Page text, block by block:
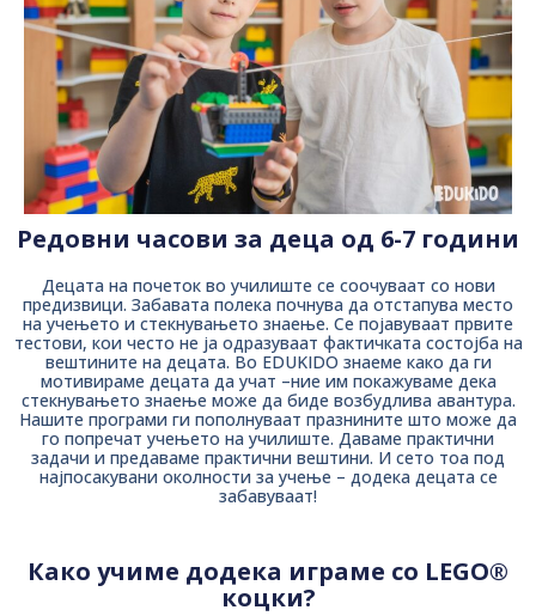
Редовни часови за деца од 6-7 години
Децата на почеток во училиште се соочуваат со нови
предизвици. Забавата полека почнува да отстапува место
на учењето и стекнувањето знаење. Се појавуваат првите
тестови, кои често не ја одразуваат фактичката состојба на
вештините на децата. Во EDUKIDO знаеме како да ги
мотивираме децата да учат –ние им покажуваме дека
стекнувањето знаење може да биде возбудлива авантура.
Нашите програми ги пополнуваат празнините што може да
го попречат учењето на училиште. Даваме практични
задачи и предаваме практични вештини. И сето тоа под
најпосакувани околности за учење – додека децата се
забавуваат!
Како учиме додека играме со LEGO®
коцки?